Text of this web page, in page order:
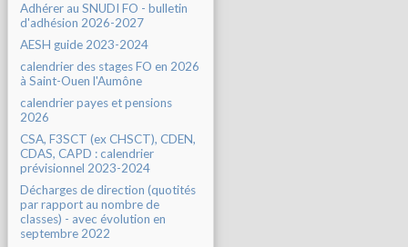
Adhérer au SNUDI FO - bulletin
d'adhésion 2026-2027
AESH guide 2023-2024
calendrier des stages FO en 2026
à Saint-Ouen l'Aumône
calendrier payes et pensions
2026
CSA, F3SCT (ex CHSCT), CDEN,
CDAS, CAPD : calendrier
prévisionnel 2023-2024
Décharges de direction (quotités
par rapport au nombre de
classes) - avec évolution en
septembre 2022